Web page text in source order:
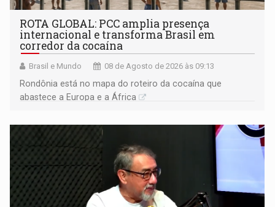
ROTA GLOBAL: PCC amplia presença
internacional e transforma Brasil em
corredor da cocaína
Brasil e Mundo 08 de Agosto de 2026 às 09:13
Rondônia está no mapa do roteiro da cocaína que
abastece a Europa e a África